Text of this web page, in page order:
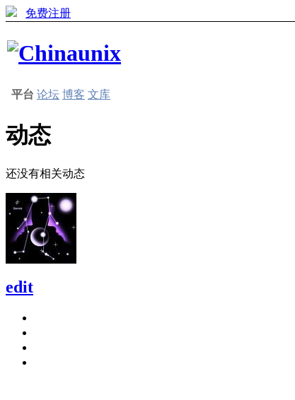
免费注册
平台 论坛 博客 文库
动态
还没有相关动态
edit